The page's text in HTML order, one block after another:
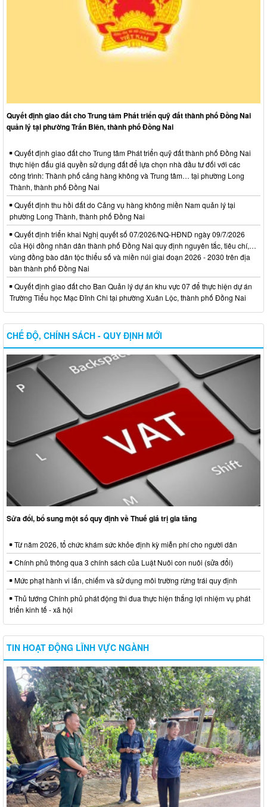
Quyết định giao đất cho Trung tâm Phát triển quỹ đất thành phố Đồng Nai
quản lý tại phường Trấn Biên, thành phố Đồng Nai
Quyết định giao đất cho Trung tâm Phát triển quỹ đất thành phố Đồng Nai
thực hiện đấu giá quyền sử dụng đất để lựa chọn nhà đầu tư đối với các
công trình: Thành phố cảng hàng không và Trung tâm… tại phường Long
Thành, thành phố Đồng Nai
Quyết định thu hồi đất do Cảng vụ hàng không miền Nam quản lý tại
phường Long Thành, thành phố Đồng Nai
Quyết định triển khai Nghị quyết số 07/2026/NQ-HĐND ngày 09/7/2026
của Hội đồng nhân dân thành phố Đồng Nai quy định nguyên tắc, tiêu chí,…
vùng đồng bào dân tộc thiểu số và miền núi giai đoạn 2026 - 2030 trên địa
bàn thành phố Đồng Nai
Quyết định giao đất cho Ban Quản lý dự án khu vực 07 để thực hiện dự án
Trường Tiểu học Mạc Đĩnh Chi tại phường Xuân Lộc, thành phố Đồng Nai
CHẾ ĐỘ, CHÍNH SÁCH - QUY ĐỊNH MỚI
Sửa đổi, bổ sung một số quy định về Thuế giá trị gia tăng
Từ năm 2026, tổ chức khám sức khỏe định kỳ miễn phí cho người dân
Chính phủ thông qua 3 chính sách của Luật Nuôi con nuôi (sửa đổi)
Mức phạt hành vi lấn, chiếm và sử dụng môi trường rừng trái quy định
Thủ tướng Chính phủ phát động thi đua thực hiện thắng lợi nhiệm vụ phát
triển kinh tế - xã hội
TIN HOẠT ĐỘNG LĨNH VỰC NGÀNH